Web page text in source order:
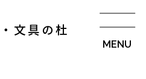
文具の杜